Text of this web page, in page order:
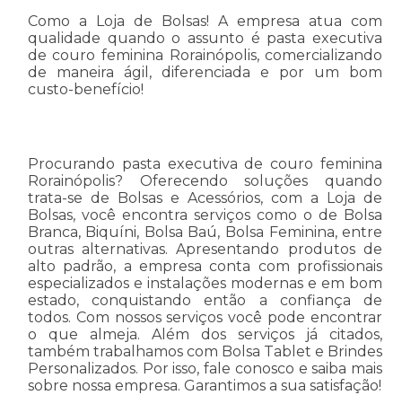
Como a Loja de Bolsas! A empresa atua com
qualidade quando o assunto é pasta executiva
de couro feminina Rorainópolis, comercializando
de maneira ágil, diferenciada e por um bom
custo-benefício!
Procurando pasta executiva de couro feminina
Rorainópolis? Oferecendo soluções quando
trata-se de Bolsas e Acessórios, com a Loja de
Bolsas, você encontra serviços como o de Bolsa
Branca, Biquíni, Bolsa Baú, Bolsa Feminina, entre
outras alternativas. Apresentando produtos de
alto padrão, a empresa conta com profissionais
especializados e instalações modernas e em bom
estado, conquistando então a confiança de
todos. Com nossos serviços você pode encontrar
o que almeja. Além dos serviços já citados,
também trabalhamos com Bolsa Tablet e Brindes
Personalizados. Por isso, fale conosco e saiba mais
sobre nossa empresa. Garantimos a sua satisfação!